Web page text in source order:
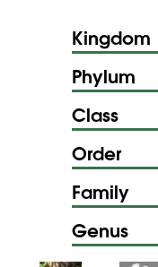
Kingdom
Phylum
Class
Order
Family
Genus